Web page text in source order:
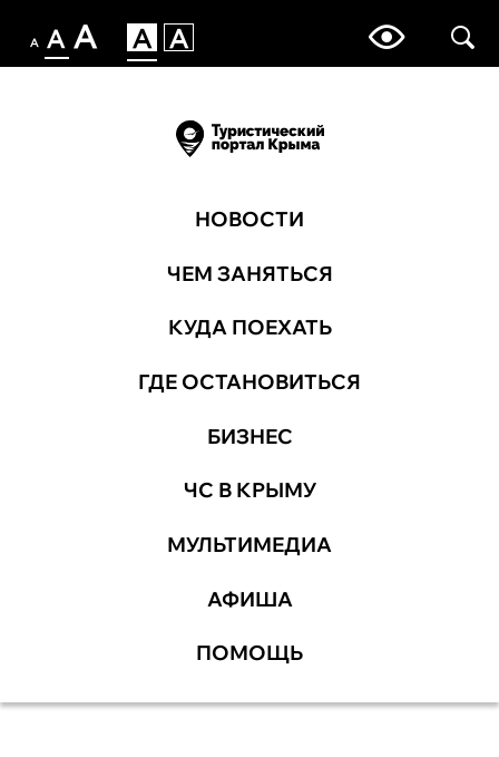
НОВОСТИ
ЧЕМ ЗАНЯТЬСЯ
КУДА ПОЕХАТЬ
ГДЕ ОСТАНОВИТЬСЯ
БИЗНЕС
ЧС В КРЫМУ
МУЛЬТИМЕДИА
АФИША
ПОМОЩЬ